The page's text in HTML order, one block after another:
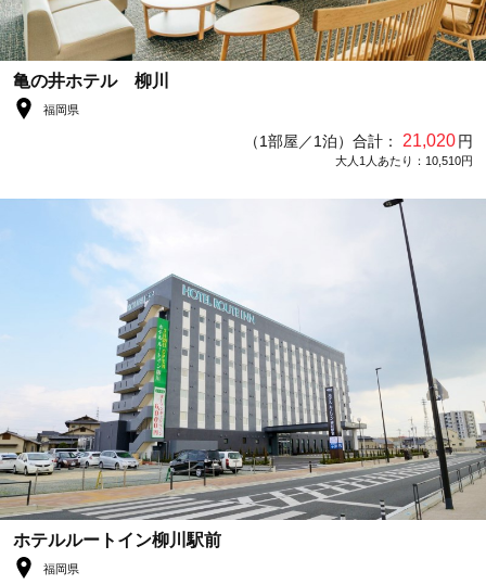
亀の井ホテル 柳川
福岡県
（1部屋／1泊）合計： 21,020円
大人1人あたり：10,510円
ホテルルートイン柳川駅前
福岡県